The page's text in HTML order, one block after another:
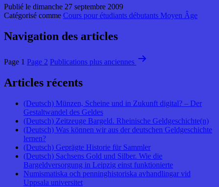
Publié le dimanche 27 septembre 2009
Catégorisé comme Cours pour étudiants débutants Moyen Âge
Navigation des articles
Page 1 Page 2 Publications plus anciennes
Articles récents
(Deutsch) Münzen, Scheine und in Zukunft digital? – Der
Gestaltwandel des Geldes
(Deutsch) Zeitzeuge Bargeld. Rheinische Geldgeschichte(n)
(Deutsch) Was können wir aus der deutschen Geldgeschichte
lernen?
(Deutsch) Geprägte Historie für Sammler
(Deutsch) Sachsens Gold und Silber. Wie die
Bargeldversorgung in Leipzig einst funktionierte
Numismatiska och penninghistoriska avhandlingar vid
Uppsala universitet